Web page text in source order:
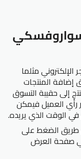
مثلما
إضافة المنتجات
إلى حقيبة التسوق
رأي العميل فيمكن
في الوقت الذي يريده.
طريق الضغط على
صفحة العرض